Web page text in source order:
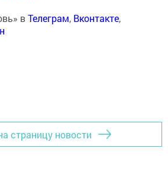
вТелеграм, Вконтакте,
страницу новости